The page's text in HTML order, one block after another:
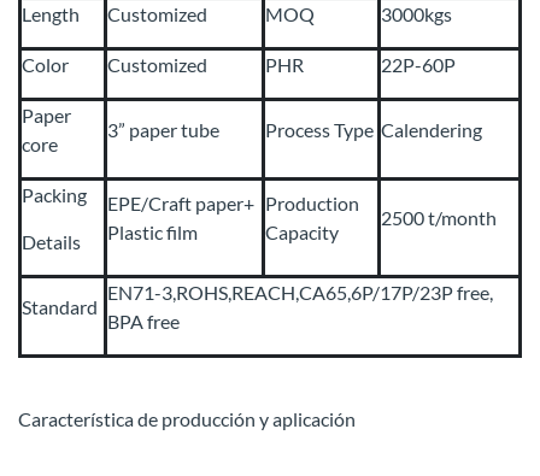
Length Customized MOQ 3000kgs
Color Customized PHR 22P-60P
Paper
core
3” paper tube Process Type Calendering
Packing
Details
EPE/Craft paper+
Plastic film
Production
Capacity
2500 t/month
Standard
EN71-3,ROHS,REACH,CA65,6P/17P/23P free,
BPA free
Característica de producción y aplicación